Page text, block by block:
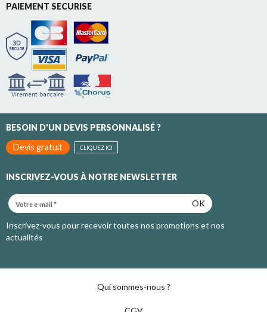
PAIEMENT SECURISE
BESOIN D'UN DEVIS PERSONNALISÉ ?
Devis gratuit
CLIQUEZ ICI
INSCRIVEZ-VOUS À NOTRE NEWSLETTER
OK
Inscrivez-vous pour recevoir toutes nos promotions et nos
actualités
Qui sommes-nous ?